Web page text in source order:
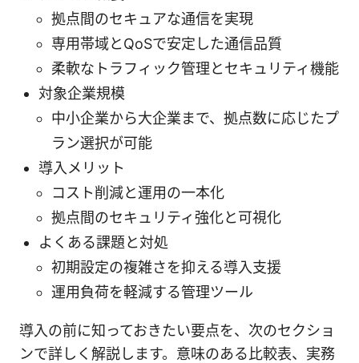
拠点間のセキュアな通信を実現
専用帯域とQoSで安定した通信品質
柔軟なトラフィック管理とセキュリティ機能
対象企業規模
中小企業から大企業まで、拠点数に応じたプ
ラン選択が可能
導入メリット
コスト削減と運用の一本化
拠点間のセキュリティ強化と可視化
よくある課題と対処
初期設定の複雑さを抑える導入支援
運用負荷を軽減する管理ツール
導入の前に知っておきたい要点を、次のセクショ
ンで詳しく解説します。意味のある比較表、実務